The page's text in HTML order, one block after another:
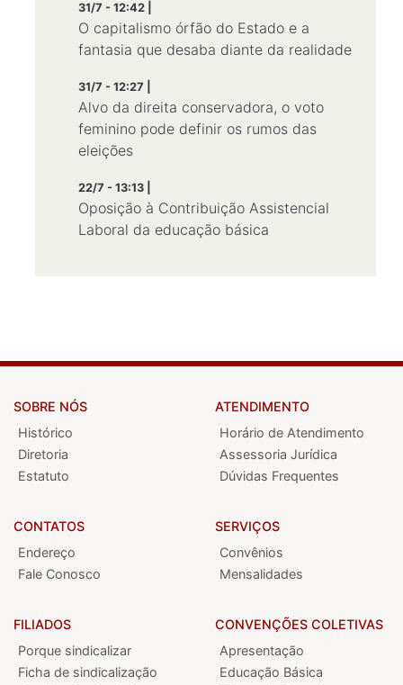
31/7 - 12:42 |
O capitalismo órfão do Estado e a
fantasia que desaba diante da realidade
31/7 - 12:27 |
Alvo da direita conservadora, o voto
feminino pode definir os rumos das
eleições
22/7 - 13:13 |
Oposição à Contribuição Assistencial
Laboral da educação básica
SOBRE NÓS
Histórico
Diretoria
Estatuto
CONTATOS
Endereço
Fale Conosco
ATENDIMENTO
Horário de Atendimento
Assessoria Jurídica
Dúvidas Frequentes
SERVIÇOS
Convênios
Mensalidades
FILIADOS
Porque sindicalizar
Ficha de sindicalização
CONVENÇÕES COLETIVAS
Apresentação
Educação Básica